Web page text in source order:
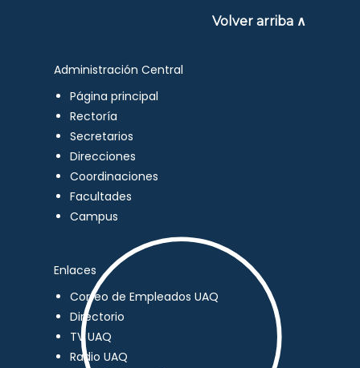
Volver arriba ∧
Administración Central
Página principal
Rectoría
Secretarios
Direcciones
Coordinaciones
Facultades
Campus
Enlaces
Correo de Empleados UAQ
Directorio
TV UAQ
Radio UAQ